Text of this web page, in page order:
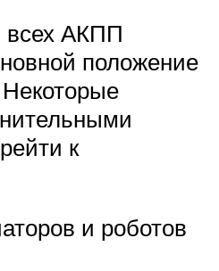
всех АКПП
положение
к
и роботов